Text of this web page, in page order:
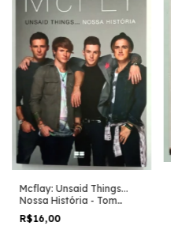
Mcflay: Unsaid Things...
Nossa História - Tom
Fletcher e Outros
R$16,00